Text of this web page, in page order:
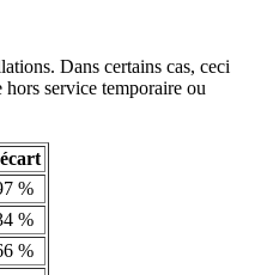
Dans certains cas, ceci
service temporaire ou
%
%
%